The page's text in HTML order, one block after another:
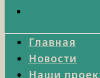
Главная
Новости
Наши